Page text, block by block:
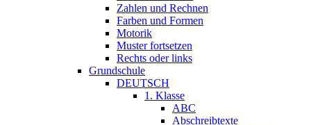
Zahlen und Rechnen
Farben und Formen
Motorik
Muster fortsetzen
Rechts oder links
Grundschule
DEUTSCH
1. Klasse
ABC
Abschreibtexte